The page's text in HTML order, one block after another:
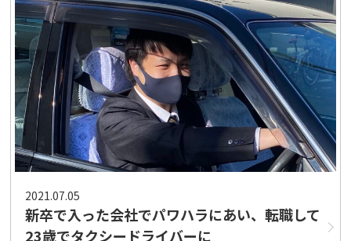
2021.07.05
新卒で入った会社でパワハラにあい、転職して
23歳でタクシードライバーに